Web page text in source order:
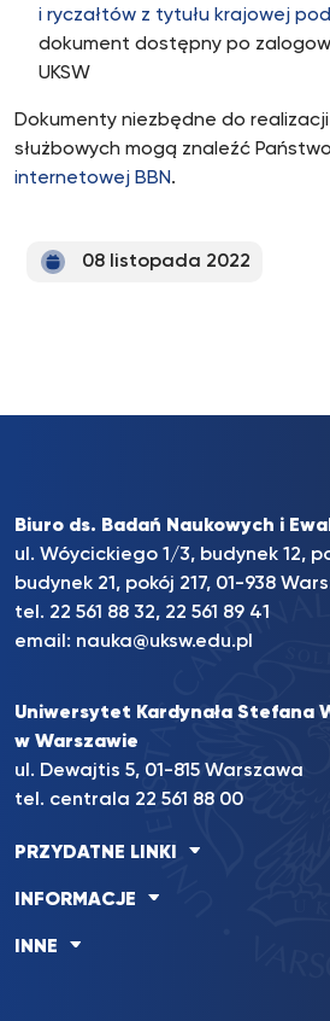
i ryczałtów z tytułu krajowej
dokument dostępny po
UKSW
Dokumenty niezbędne do
służbowych mogą znaleźć Państwo
internetowej BBN.
08 listopada 2022
Biuro ds. Badań Naukowych i
ul. Wóycickiego 1/3, budynek 12,
budynek 21, pokój 217, 01-938
tel. 22 561 88 32, 22 561 89 41
email: nauka@uksw.edu.pl
Uniwersytet Kardynała Stefana
w Warszawie
ul. Dewajtis 5, 01-815 Warszawa
tel. centrala 22 561 88 00
PRZYDATNE LINKI
INFORMACJE
INNE